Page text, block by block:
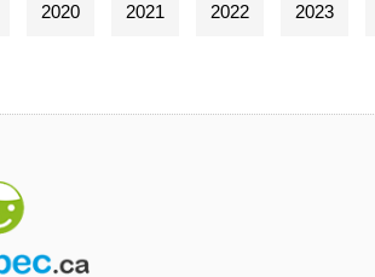
2020 2021 2022 2023